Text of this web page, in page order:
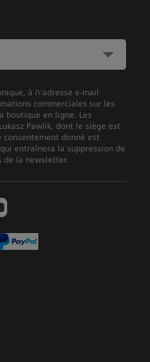
à l\'adresse e-mail
commerciales sur les
boutique en ligne. Les
Pawlik, dont le siège est
consentement donné est
entraînera la suppression de
de la newsletter.